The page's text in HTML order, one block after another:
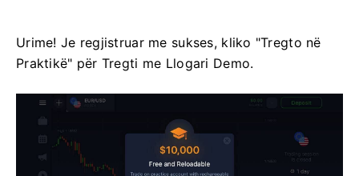
Urime! Je regjistruar me sukses, kliko "Tregto në
Praktikë" për Tregti me Llogari Demo.